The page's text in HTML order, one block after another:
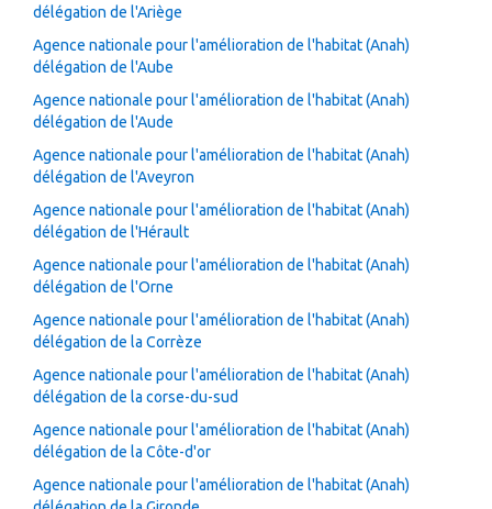
délégation de l'Ariège
Agence nationale pour l'amélioration de l'habitat (Anah)
délégation de l'Aube
Agence nationale pour l'amélioration de l'habitat (Anah)
délégation de l'Aude
Agence nationale pour l'amélioration de l'habitat (Anah)
délégation de l'Aveyron
Agence nationale pour l'amélioration de l'habitat (Anah)
délégation de l'Hérault
Agence nationale pour l'amélioration de l'habitat (Anah)
délégation de l'Orne
Agence nationale pour l'amélioration de l'habitat (Anah)
délégation de la Corrèze
Agence nationale pour l'amélioration de l'habitat (Anah)
délégation de la corse-du-sud
Agence nationale pour l'amélioration de l'habitat (Anah)
délégation de la Côte-d'or
Agence nationale pour l'amélioration de l'habitat (Anah)